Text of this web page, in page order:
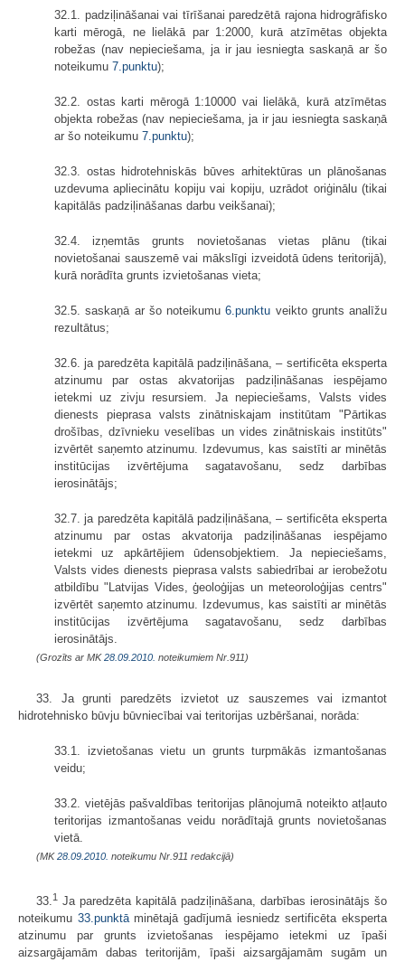
32.1. padziļināšanai vai tīrīšanai paredzētā rajona hidrogrāfisko
karti mērogā, ne lielākā par 1:2000, kurā atzīmētas objekta
robežas (nav nepieciešama, ja ir jau iesniegta saskaņā ar šo
noteikumu 7.punktu);
32.2. ostas karti mērogā 1:10000 vai lielākā, kurā atzīmētas
objekta robežas (nav nepieciešama, ja ir jau iesniegta saskaņā
ar šo noteikumu 7.punktu);
32.3. ostas hidrotehniskās būves arhitektūras un plānošanas
uzdevuma apliecinātu kopiju vai kopiju, uzrādot oriģinālu (tikai
kapitālās padziļināšanas darbu veikšanai);
32.4. izņemtās grunts novietošanas vietas plānu (tikai
novietošanai sauszemē vai mākslīgi izveidotā ūdens teritorijā),
kurā norādīta grunts izvietošanas vieta;
32.5. saskaņā ar šo noteikumu6.punktu veikto grunts analīžu
rezultātus;
32.6. ja paredzēta kapitālā padziļināšana, – sertificēta eksperta
atzinumu par ostas akvatorijas padziļināšanas iespējamo
ietekmi uz zivju resursiem. Ja nepieciešams, Valsts vides
dienests pieprasa valsts zinātniskajam institūtam "Pārtikas
drošības, dzīvnieku veselības un vides zinātniskais institūts"
izvērtēt saņemto atzinumu. Izdevumus, kas saistīti ar minētās
institūcijas izvērtējuma sagatavošanu, sedz darbības
ierosinātājs;
32.7. ja paredzēta kapitālā padziļināšana, – sertificēta eksperta
atzinumu par ostas akvatorija padziļināšanas iespējamo
ietekmi uz apkārtējiem ūdensobjektiem. Ja nepieciešams,
Valsts vides dienests pieprasa valsts sabiedrībai ar ierobežotu
atbildību "Latvijas Vides, ģeoloģijas un meteoroloģijas centrs"
izvērtēt saņemto atzinumu. Izdevumus, kas saistīti ar minētās
institūcijas izvērtējuma sagatavošanu, sedz darbības
ierosinātājs.
(Grozīts ar MK28.09.2010. noteikumiem Nr.911)
33. Ja grunti paredzēts izvietot uz sauszemes vai izmantot
hidrotehnisko būvju būvniecībai vai teritorijas uzbēršanai, norāda:
33.1. izvietošanas vietu un grunts turpmākās izmantošanas
veidu;
33.2. vietējās pašvaldības teritorijas plānojumā noteikto atļauto
teritorijas izmantošanas veidu norādītajā grunts novietošanas
vietā.
(MK28.09.2010. noteikumu Nr.911 redakcijā)
33.1 Ja paredzēta kapitālā padziļināšana, darbības ierosinātājs šo
noteikumu 33.punktāminētajā gadījumā iesniedz sertificēta eksperta
atzinumu par grunts izvietošanas iespējamo ietekmi uz īpaši
aizsargājamām dabas teritorijām, īpaši aizsargājamām sugām un